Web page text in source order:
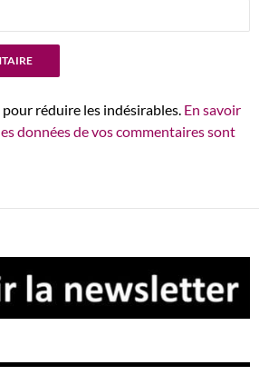
réduire les indésirables. En savoir
données de vos commentaires sont